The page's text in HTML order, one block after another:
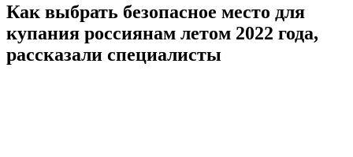
Как выбрать безопасное место для
купания россиянам летом 2022 года,
рассказали специалисты